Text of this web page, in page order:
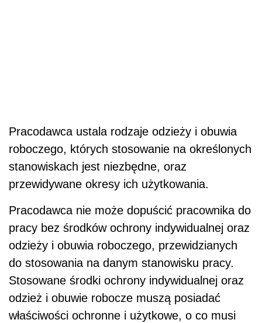
Pracodawca ustala rodzaje odzieży i obuwia
roboczego, których stosowanie na określonych
stanowiskach jest niezbędne, oraz
przewidywane okresy ich użytkowania.
Pracodawca nie może dopuścić pracownika do
pracy bez środków ochrony indywidualnej oraz
odzieży i obuwia roboczego, przewidzianych
do stosowania na danym stanowisku pracy.
Stosowane środki ochrony indywidualnej oraz
odzież i obuwie robocze muszą posiadać
właściwości ochronne i użytkowe, o co musi